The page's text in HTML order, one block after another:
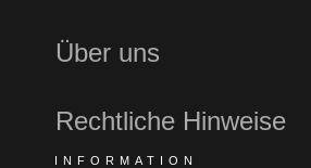
Über uns
Rechtliche Hinweise
INFORMATION